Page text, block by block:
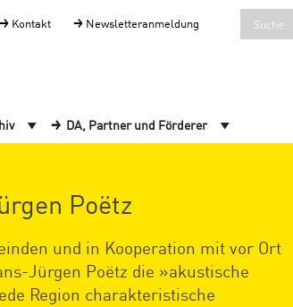
Kontakt Newsletteranmeldung
DA, Partner und Förderer
Poëtz
und in Kooperation mit vor Ort
Jürgen Poëtz die »akustische
Region charakteristische